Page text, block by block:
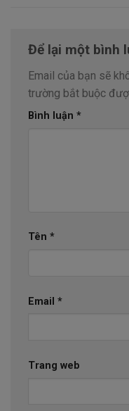
Để lại một bình
Email của bạn sẽ
trường bắt buộc
Bình luận *
Tên *
Email *
Trang web